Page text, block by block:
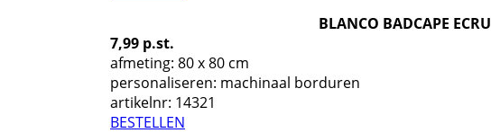
BLANCO BADCAPE ECRU
7,99 p.st.
afmeting: 80 x 80 cm
personaliseren: machinaal borduren
artikelnr: 14321
BESTELLEN